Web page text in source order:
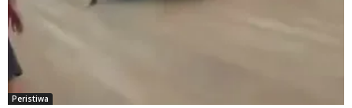
Peristiwa